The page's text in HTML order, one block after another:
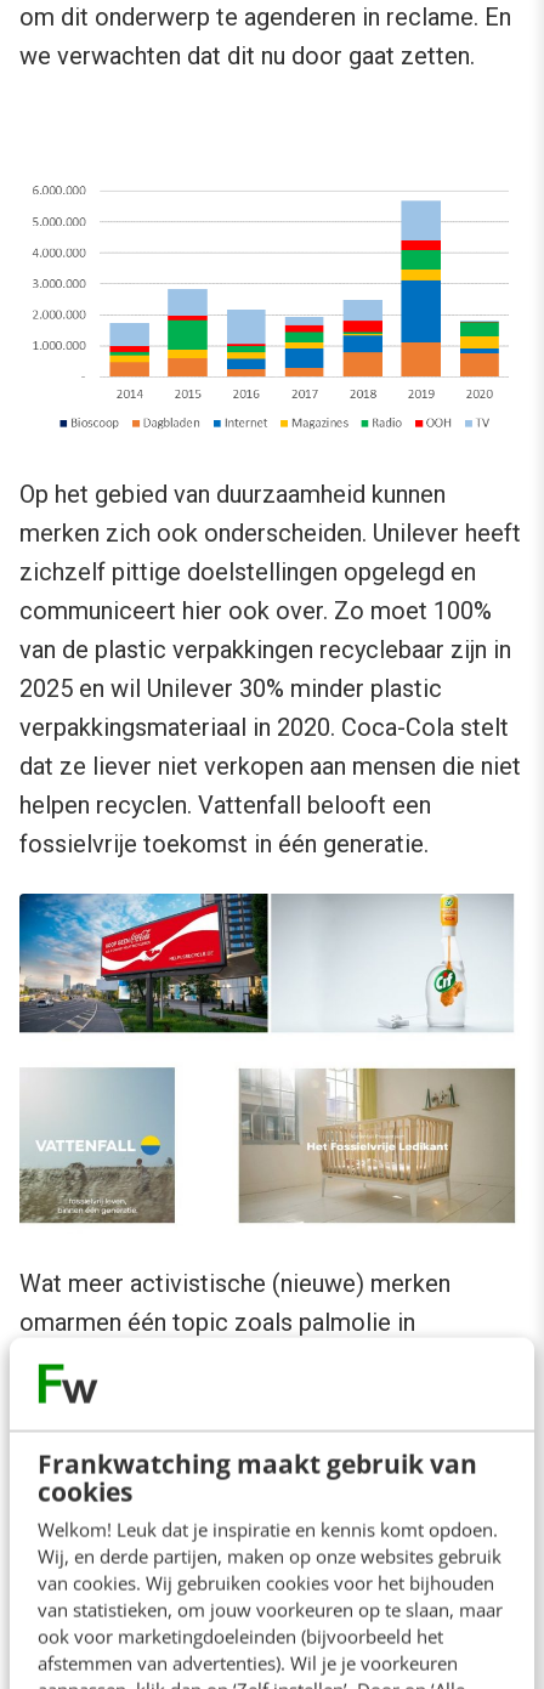
Frankwatching maakt gebruik van
cookies
Welkom! Leuk dat je inspiratie en kennis komt opdoen.
Wij, en derde partijen, maken op onze websites gebruik
van cookies. Wij gebruiken cookies voor het bijhouden
van statistieken, om jouw voorkeuren op te slaan, maar
ook voor marketingdoeleinden (bijvoorbeeld het
afstemmen van advertenties). Wil je je voorkeuren
om dit onderwerp te agenderen in reclame. En
we verwachten dat dit nu door gaat zetten.
Op het gebied van duurzaamheid kunnen
merken zich ook onderscheiden. Unilever heeft
zichzelf pittige doelstellingen opgelegd en
communiceert hier ook over. Zo moet 100%
van de plastic verpakkingen recyclebaar zijn in
2025 en wil Unilever 30% minder plastic
verpakkingsmateriaal in 2020. Coca-Cola stelt
dat ze liever niet verkopen aan mensen die niet
helpen recyclen. Vattenfall belooft een
fossielvrije toekomst in één generatie.
Wat meer activistische (nieuwe) merken
omarmen één topic zoals palmolie in
margarine (Flower Farm) en uitbuiting van
mensen (Tony’s Chocolonely). Deze laatste
merken zijn overigens op één hand te tellen
maar banen wel het pad voor de grote partijen.
Dáár zal de verandering op schaal vandaan
moeten komen. De coronacrisis heeft dat pad
geplaveid voor bedrijven en de overheid om nu
door te pakken.